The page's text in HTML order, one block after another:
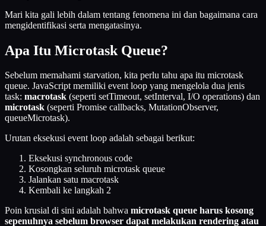
Mari kita gali lebih dalam tentang fenomena ini dan bagaimana cara
mengidentifikasi serta mengatasinya.
Apa Itu Microtask Queue?
Sebelum memahami starvation, kita perlu tahu apa itu microtask
queue. JavaScript memiliki event loop yang mengelola dua jenis
task: macrotask (seperti setTimeout, setInterval, I/O operations) dan
microtask (seperti Promise callbacks, MutationObserver,
queueMicrotask).
Urutan eksekusi event loop adalah sebagai berikut:
Eksekusi synchronous code
Kosongkan seluruh microtask queue
Jalankan satu macrotask
Kembali ke langkah 2
Poin krusial di sini adalah bahwa microtask queue harus kosong
sepenuhnya sebelum browser dapat melakukan rendering atau